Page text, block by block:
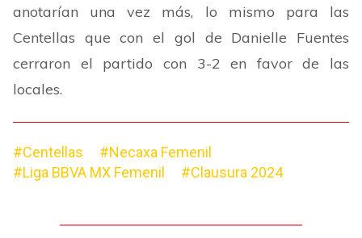
anotarían una vez más, lo mismo para las
Centellas que con el gol de Danielle Fuentes
cerraron el partido con 3-2 en favor de las
locales.
#Centellas
#Necaxa Femenil
#Liga BBVA MX Femenil
#Clausura 2024